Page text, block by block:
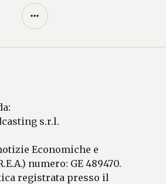
BARRA
s.r.l.
Economiche e
numero: GE 489470.
registrata presso il